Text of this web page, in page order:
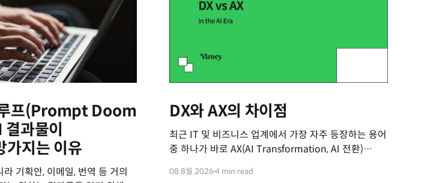
프(Prompt Doom
과물이
가지는 이유
기획안, 이메일, 번역 등 거의
DX와 AX의 차이점
최근 IT 및 비즈니스 업계에서 가장 자주 등장하는 용어
중 하나가 바로 AX(AI Transformation, AI 전환)
전환)가 익숙해질 무렵 등장한 이 새로운 용어 때문에
08 8월 20264 min read